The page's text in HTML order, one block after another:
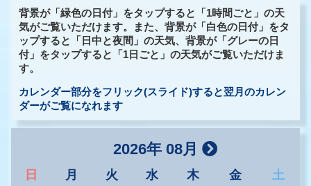
背景が「緑色の日付」をタップすると「1時間ごと」の天
気がご覧いただけます。また、背景が「白色の日付」をタ
ップすると「日中と夜間」の天気、背景が「グレーの日
付」をタップすると「1日ごと」の天気がご覧いただけま
す。
カレンダー部分をフリック(スライド)すると翌月のカレン
ダーがご覧になれます
2026年 08月
日 月 火 水 木 金 土